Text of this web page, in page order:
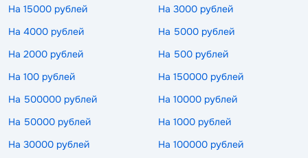
На 15000 рублей
На 3000 рублей
На 4000 рублей
На 5000 рублей
На 2000 рублей
На 500 рублей
На 100 рублей
На 150000 рублей
На 500000 рублей
На 10000 рублей
На 50000 рублей
На 1000 рублей
На 30000 рублей
На 100000 рублей